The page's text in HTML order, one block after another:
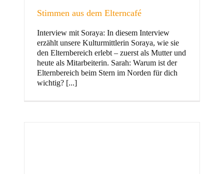
und Familie
Stimmen aus dem Elterncafé
Interview mit Soraya: In diesem Interview
erzählt unsere Kulturmittlerin Soraya, wie sie
den Elternbereich erlebt – zuerst als Mutter und
heute als Mitarbeiterin. Sarah: Warum ist der
Elternbereich beim Stern im Norden für dich
wichtig? [...]